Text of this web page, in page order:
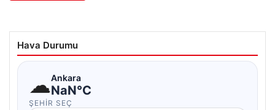
Hava Durumu
☁Ankara
NaN°C
ŞEHIR SEÇ